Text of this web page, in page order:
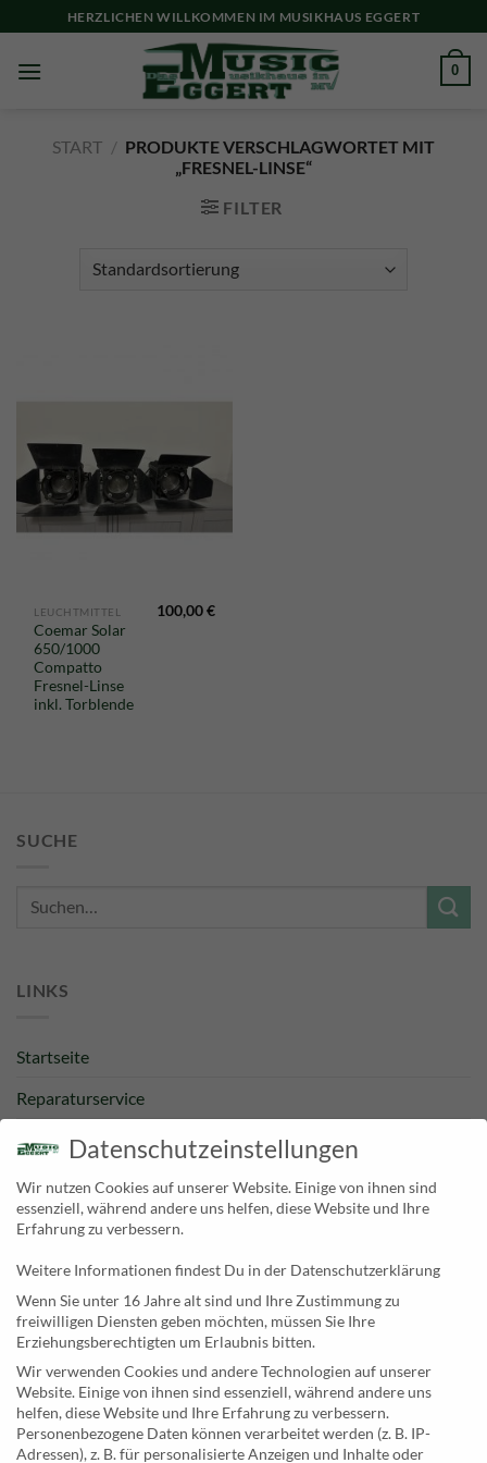
to
content
HERZLICHEN WILLKOMMEN IM MUSIKHAUS EGGERT
0
START / PRODUKTE VERSCHLAGWORTET MIT
„FRESNEL-LINSE“
FILTER
LEUCHTMITTEL
Coemar Solar
650/1000
Compatto
Fresnel-Linse
inkl. Torblende
100,00€
SUCHE
Suche
LINKS
Startseite
Reparaturservice
Bestpreisgarantie
Kategorien
Newsletter
KONTAKT
MusicEggert
Inh. Rolf Eggert
Paulstraße 2a
19249 Lübtheen
Datenschutzeinstellungen
Wir nutzen Cookies auf unserer Website. Einige von ihnen sind
essenziell, während andere uns helfen, diese Website und Ihre
Erfahrung zu verbessern.
Weitere Informationen findest Du in der Datenschutzerklärung
Wenn Sie unter 16 Jahre alt sind und Ihre Zustimmung zu
freiwilligen Diensten geben möchten, müssen Sie Ihre
Erziehungsberechtigten um Erlaubnis bitten.
Wir verwenden Cookies und andere Technologien auf unserer
Website. Einige von ihnen sind essenziell, während andere uns
helfen, diese Website und Ihre Erfahrung zu verbessern.
Personenbezogene Daten können verarbeitet werden (z. B. IP-
Adressen), z. B. für personalisierte Anzeigen und Inhalte oder